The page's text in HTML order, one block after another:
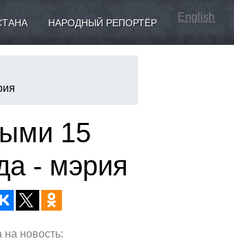
НАРОДНЫЙ РЕПОРТЁР English
15
- мэрия
новость: